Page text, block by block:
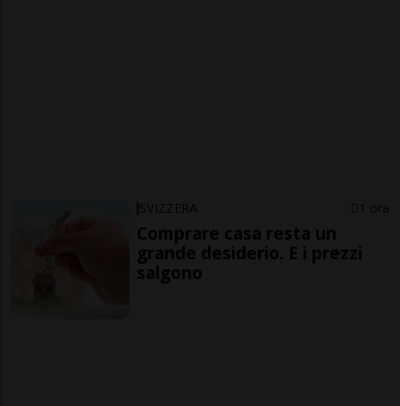
SVIZZERA 1 ora
Comprare casa resta un
grande desiderio. E i prezzi
salgono